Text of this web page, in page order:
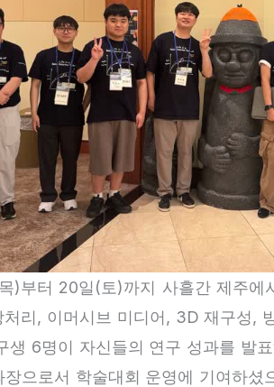
)부터 20일(토)까지 사흘간 제주에
리, 이머시브 미디어, 3D 재구성,
6명이 자신들의 연구 성과를 발
으로서 학술대회 운영에 기여하